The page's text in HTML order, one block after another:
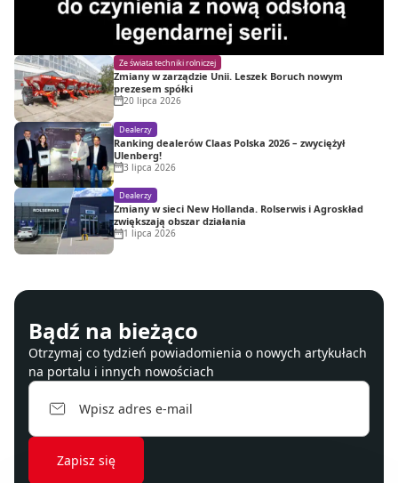
Ze świata techniki rolniczej
Zmiany w zarządzie Unii. Leszek Boruch nowym
prezesem spółki
20 lipca 2026
Dealerzy
Ranking dealerów Claas Polska 2026 – zwyciężył
Ulenberg!
3 lipca 2026
Dealerzy
Zmiany w sieci New Hollanda. Rolserwis i Agroskład
zwiększają obszar działania
1 lipca 2026
Bądź na bieżąco
Otrzymaj co tydzień powiadomienia o nowych artykułach
na portalu i innych nowościach